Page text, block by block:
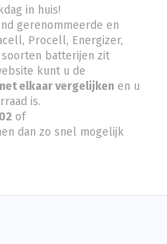
in huis!
gerenommeerde en
Procell, Energizer,
soorten batterijen zit
kunt u de
elkaar vergelijken en u
is.
of
dan zo snel mogelijk